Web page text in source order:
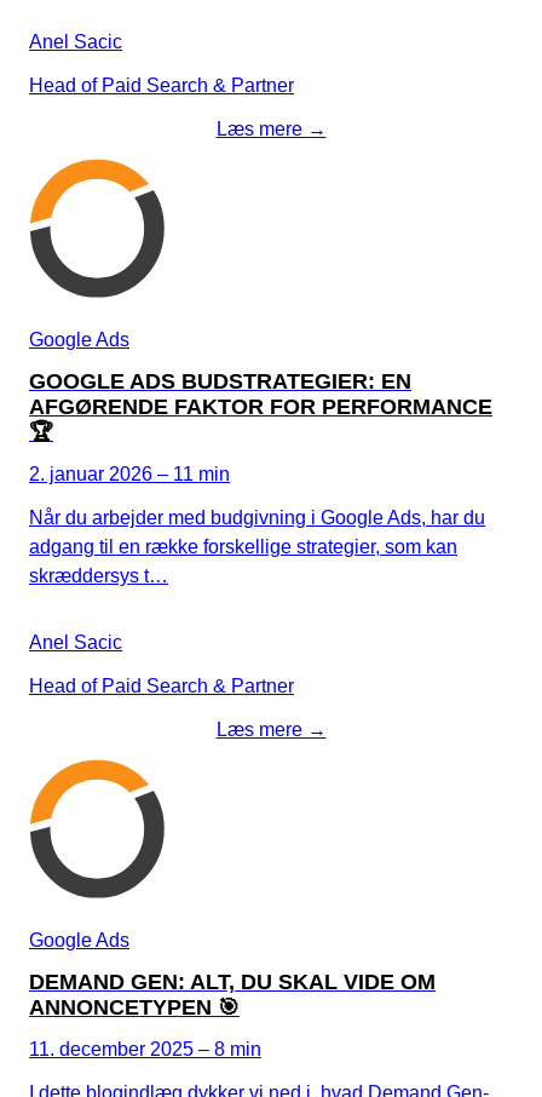
Anel Sacic
Head of Paid Search & Partner
Læs mere →
Google Ads
GOOGLE ADS BUDSTRATEGIER: EN
AFGØRENDE FAKTOR FOR PERFORMANCE
🏆
2. januar 2026 – 11 min
Når du arbejder med budgivning i Google Ads, har du
adgang til en række forskellige strategier, som kan
skræddersys t…
Anel Sacic
Head of Paid Search & Partner
Læs mere →
Google Ads
DEMAND GEN: ALT, DU SKAL VIDE OM
ANNONCETYPEN 🎯
11. december 2025 – 8 min
I dette blogindlæg dykker vi ned i, hvad Demand Gen-